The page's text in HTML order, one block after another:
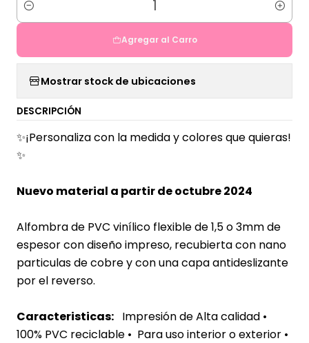
Cantidad
Agregar al Carro
Mostrar stock de ubicaciones
DESCRIPCIÓN
✨¡Personaliza con la medida y colores que quieras!
✨
Nuevo material a partir de octubre 2024
Alfombra de PVC vinílico flexible de 1,5 o 3mm de
espesor con diseño impreso, recubierta con nano
particulas de cobre y con una capa antideslizante
por el reverso.
Caracteristicas: Impresión de Alta calidad •
100% PVC reciclable • Para uso interior o exterior •